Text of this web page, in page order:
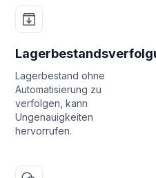
Lagerbestand ohne
Automatisierung zu
verfolgen, kann
Ungenauigkeiten
hervorrufen.